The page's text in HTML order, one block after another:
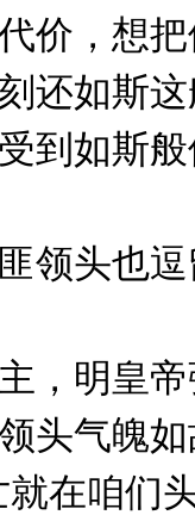
价，想
还如斯
到如斯
领头也
，明皇
头气魄
就在咱们